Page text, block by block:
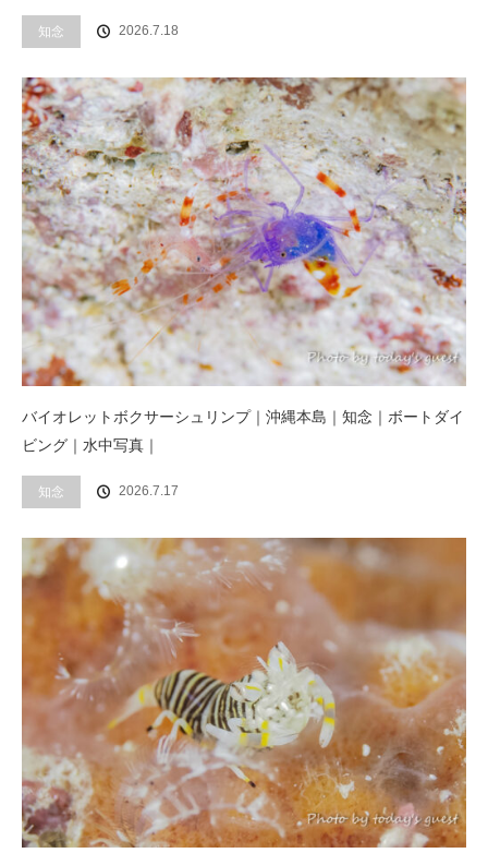
知念 2026.7.18
バイオレットボクサーシュリンプ｜沖縄本島｜知念｜ボートダイ
ビング｜水中写真｜
知念 2026.7.17